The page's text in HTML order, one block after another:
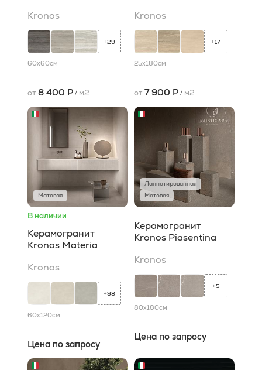
Kronos
+29
60x60см
от 8 400 Р/ м2
Kronos
+17
25x180см
от 7 900 Р/ м2
Матовая
В наличии
Керамогранит
Kronos Materia
Kronos
+98
60x120см
Цена по запросу
Лаппатированная
Матовая
Керамогранит
Kronos Piasentina
Kronos
+5
80x180см
Цена по запросу